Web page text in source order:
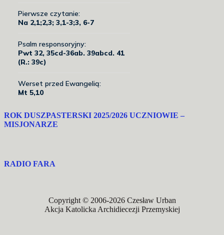
ROK DUSZPASTERSKI 2025/2026 UCZNIOWIE –
MISJONARZE
RADIO FARA
Copyright © 2006-2026 Czesław Urban
Akcja Katolicka Archidiecezji Przemyskiej